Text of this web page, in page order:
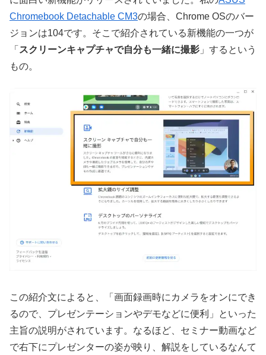
Chromebook Detachable CM3の場合、Chrome OSのバー
ジョンは104です。そこで紹介されている新機能の一つが
「 スクリーンキャプチャで自分も一緒に撮影 」するという
もの。
この紹介文によると、「画面録画時にカメラをオンにでき
るので、プレゼンテーションやデモなどに便利」といった
主旨の説明がされています。なるほど、セミナー動画など
で右下にプレゼンターの姿が映り、解説をしているなんて